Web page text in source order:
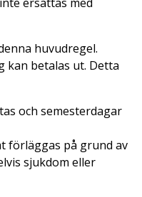
huvudregel.
kan betalas ut. Detta
och semesterdagar
förläggas på grund av
sjukdom eller